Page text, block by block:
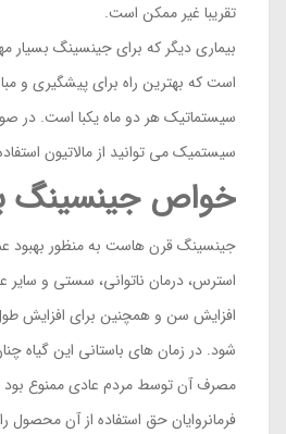
تقریبا غیر ممکن است.
بیماری دیگر که برای جینسینگ
است که بهترین راه برای پیشگیری و
سیستماتیک هر دو ماه یکبا است. در
سیستمیک می توانید از مالاتیون
خواص جینسینگ
جینسینگ قرن هاست به منظور بهبود
استرس، درمان ناتوانی، سستی و سایر
افزایش سن و همچنین برای افزایش
شود. در زمان های باستانی این گیاه
مصرف آن توسط مردم عادی ممنوع بود
فرمانروایان حق استفاده از آن محصول